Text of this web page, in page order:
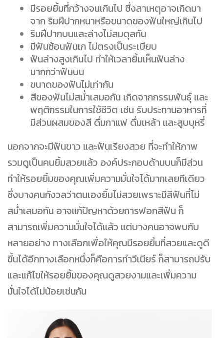
มีรอยยิ้มที่กว้างจนเกินไป ซึ่งสาเหตุอาจเกิดมา
จาก ริมฝีปากหนาหรือขนาดของฟันใหญ่เกินไป
ริมฝีปากบนและล่างไม่สมดุลกัน
มีฟันซ้อนฟันเก ไม่ตรงเป็นระเบียบ
ฟันล่างสูงเกินไป ทำให้เวลายิ้มเห็นฟันล่าง
มากกว่าฟันบน
ขนาดของฟันไม่เท่ากัน
สีของฟันไม่สม่ำเสมอกัน เกิดจากกรรมพันธุ์ และ
พฤติกรรมในการใช้ชีวิต เช่น รับประทานอาหารที่
มีส่วนผสมของสี ดื่มกาแฟ ดื่มเหล้า และสูบบุหรี่
นอกจากจะมีฟันขาว และฟันเรียงสวย ที่จะทำให้ภาพ
รวมดูเป็นคนยิ้มสวยแล้ว องค์ประกอบด้านบนก็มีส่วน
ทำให้รอยยิ้มของคุณเพิ่มความมั่นใจได้มากเลยทีเดียว
ซึ่งบางคนกังวลว่าตนเองยิ้มไม่สวยเพราะมีสีฟันที่ไม่
สม่ำเสมอกัน อาจแก้ปัญหาด้วยการฟอกสีฟัน ก็
สามารถเพิ่มความมั่นใจได้แล้ว แต่บางคนอาจพบกับ
หลายอย่าง ทางเลือกเพื่อให้คุณมีรอยยิ้มที่สวยและดูดี
ขึ้นได้อีกทางเลือกหนึ่งก็คือการทำวีเนียร์ ก็สามารถปรับ
และแก้ไขให้รอยยิ้มของคุณดูสวยงามและเพิ่มความ
มั่นใจได้ไม่น้อยเช่นกัน